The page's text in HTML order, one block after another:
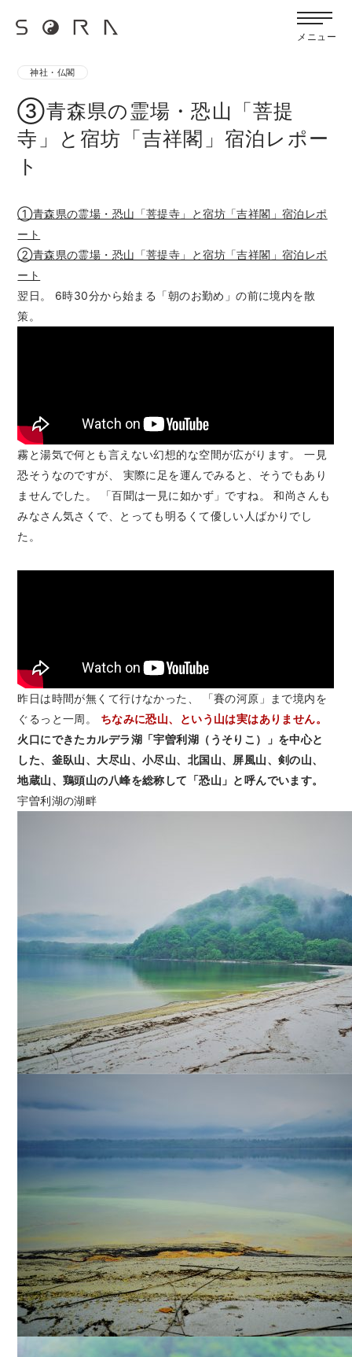
メニュー
宙SORAのブログ
神社・仏閣
③青森県の霊場・恐山「菩提
寺」と宿坊「吉祥閣」宿泊レポー
ト
①青森県の霊場・恐山「菩提寺」と宿坊「吉祥閣」宿泊レポ
ート
②青森県の霊場・恐山「菩提寺」と宿坊「吉祥閣」宿泊レポ
ート
翌日。 6時30分から始まる「朝のお勤め」の前に境内を散
策。
霧と湯気で何とも言えない幻想的な空間が広がります。 一見
恐そうなのですが、 実際に足を運んでみると、そうでもあり
ませんでした。 「百聞は一見に如かず」ですね。 和尚さんも
みなさん気さくで、とっても明るくて優しい人ばかりでし
た。
昨日は時間が無くて行けなかった、 「賽の河原」まで境内を
ぐるっと一周。 ちなみに恐山、という山は実はありません。
火口にできたカルデラ湖「宇曽利湖（うそりこ）」を中心と
した、釜臥山、大尽山、小尽山、北国山、屏風山、剣の山、
地蔵山、鶏頭山の八峰を総称して「恐山」と呼んでいます。
宇曽利湖の湖畔